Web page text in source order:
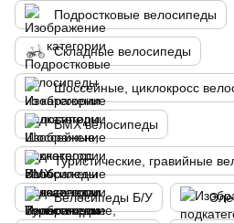
Подростковые велосипеды
Складные велосипеды
Шоссейные, циклокросс
BMX велосипеды
Туристические, гравийные
Велосипеды Б/У